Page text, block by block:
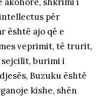
për
është ajo që e
veprimit, të trurit,
burimi i
Buzuku është
kishe, shën